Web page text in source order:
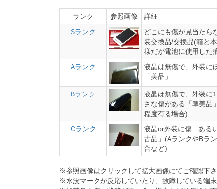
ランク 参照画像
詳細
Sランク
どこにも傷が見当たら
装交換品/交換品(箱と
様だが電池に使用した
Aランク
液晶は無傷で、外装に
「美品」
Bランク
液晶は無傷で、外装に
さな傷がある「準美品
程度有る場合)
Cランク
液晶or外装に傷、ある
古品」(AランクやBラ
合など)
※参照画像はクリックして拡大画像にてご確認下さ
※水没マークが反応していたり、故障している端末